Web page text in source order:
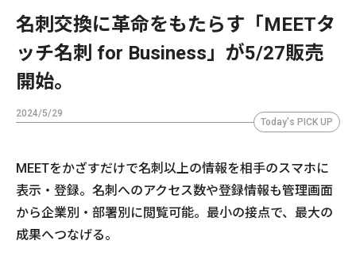
名刺交換に革命をもたらす「MEETタ
ッチ名刺 for Business」が5/27販売
開始。
2024/5/29
Today's PICK UP
MEETをかざすだけで名刺以上の情報を相手のスマホに
表示・登録。名刺へのアクセス数や登録情報も管理画面
から企業別・部署別に閲覧可能。最小の接点で、最大の
成果へつなげる。